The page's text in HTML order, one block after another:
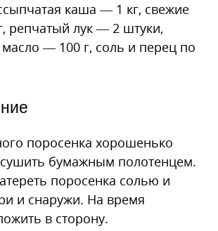
каша — 1 кг, свежие
репчатый лук — 2 штуки,
масло — 100 г, соль и перец по
поросенка хорошенько
бумажным полотенцем.
поросенка солью и
и снаружи. На время
в сторону.